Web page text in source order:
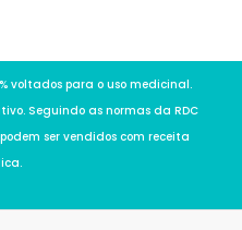
voltados para o uso medicinal.
Seguindo as normas da RDC
ser vendidos com receita